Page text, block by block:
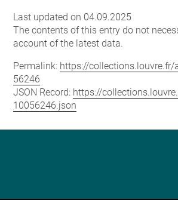
Last updated on 04.09.2025
The contents of this entry do not
account of the latest data.
Permalink: https://
56246
JSON Record: https://
10056246.json